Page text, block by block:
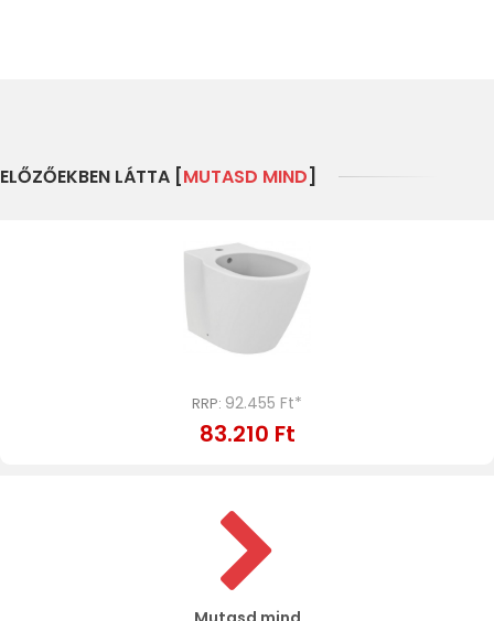
ELŐZŐEKBEN LÁTTA [MUTASD MIND]
RRP: 92.455 Ft*
83.210 Ft